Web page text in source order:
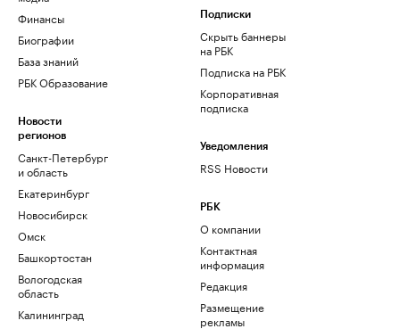
Финансы
Биографии
База знаний
РБК Образование
Новости
регионов
Санкт-Петербург
и область
Екатеринбург
Новосибирск
Омск
Башкортостан
Вологодская
область
Калининград
Подписки
Скрыть баннеры
на РБК
Подписка на РБК
Корпоративная
подписка
Уведомления
RSS Новости
РБК
О компании
Контактная
информация
Редакция
Размещение
рекламы